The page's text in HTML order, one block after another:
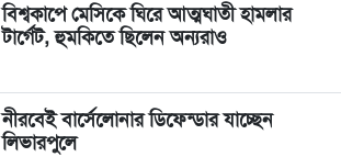
বিশ্বকাপে মেসিকে ঘিরে আত্মঘাতী হামলার
টার্গেট, হুমকিতে ছিলেন অন্যরাও
নীরবেই বার্সেলোনার ডিফেন্ডার যাচ্ছেন
লিভারপুলে